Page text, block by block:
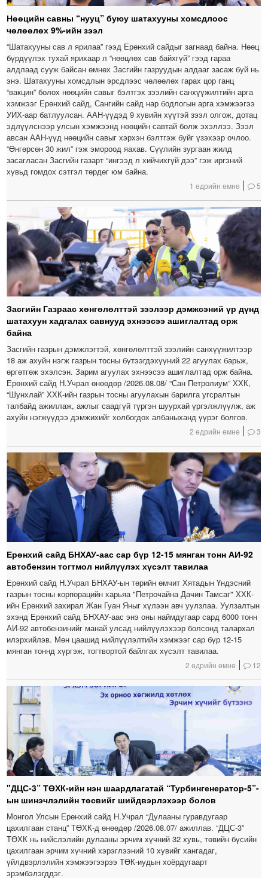
Нөөцийн савны “нууц” буюу шатахууны хомсдлоос
чөлөөлөх 9%-ийн зээл
“Шатахууны сав л ярилаа” гээд Ерөнхий сайдыг загнаад байна. Нөөц
бүрдүүлэх тухай ярихаар л “нөөцлөх сав байхгүй” гээд гараа
алдлаад сууж байсан өмнөх Засгийн газруудын алдааг засаж буй нь
энэ. Шатахууны хомсдлын эрсдлээс чөлөөлөх гарах цор ганц
“вакцин” болох нөөцийн савыг бэлтгэх зээлийн санхүүжилтийн арга
хэмжээг Ерөнхий сайд, Сангийн сайд нар бодлогын арга хэмжээгээ
УИХ-аар батлуулсан. ААН-үүдэд 9 хувийн хүүтэй зээл олгож, дотац
эдлүүлснээр улсын хэмжээнд нөөцийн савтай болж эхэллээ. Зээл
авсан ААН-үүд нөөцийн савыг хэрхэн бэлтгэж буйг үзэхээр очлоо.
“Өнгөрсөн 30 жил” гэж эмороод яахав. Сүүлийн зургаан жилд
засагласан Засгийн газарт “ингээд л хийчихгүй дээ” гэж иргэний
хувьд гомдох сэтгэл төрдөг юм байна.
1 өдрийн өмнө 5
Засгийн Газраас хөнгөлөлттэй зээлээр дэмжсэний үр дүнд
шатахуун хадгалах савнууд эхнээсээ ашиглалтад орж
байна
Засгийн газрын дэмжлэгтэй, хөнгөлөлттэй зээлийн санхүүжилтээр
18 аж ахуйн нэгж газрын тосны бүтээгдэхүүний 22 агуулах барьж,
өргөтгөж эхэлсэн. Зарим агуулах эхнээсээ ашиглалтад орж байна.
Ерөнхий сайд Н.Учрал өнөөдөр /2026.08.08/ “Сан Петролиум” ХХК,
“Шунхлай” ХХК-ийн газрын тосны агуулахын барилга угсралтын
талбайд ажиллаж, ажлыг саадгүй түргэн шуурхай үргэлжлүүлж, аж
ахуйн нэгжүүдээ дэмжихийг холбогдох албаныханд үүрэг болгов.
2 өдрийн өмнө 3
Ерөнхий сайд БНХАУ-аас сар бүр 12-15 мянган тонн АИ-92
автобензин тогтмол нийлүүлэх хүсэлт тавилаа
Ерөнхий сайд Н.Учрал БНХАУ-ын төрийн өмчит Хятадын Үндэсний
газрын тосны корпорацийн харьяа "Петрочайна Дачин Тамсаг" ХХК-
ийн Ерөнхий захирал Жан Гуан Яныг хүлээн авч уулзлаа. Уулзалтын
эхэнд Ерөнхий сайд БНХАУ-аас энэ оны наймдугаар сард 6000 тонн
АИ-92 автобензинийг манай улсад нийлүүлэхээр болсонд талархал
илэрхийлэв. Мөн цаашид нийлүүлэлтийн хэмжээг сар бүр 12-15
мянган тоннд хүргэж, тогтвортой байлгах хүсэлт тавилаа.
2 өдрийн өмнө 12
"ДЦС-3” ТӨХК-ийн нэн шаардлагатай “Турбингенератор-5”-
ын шинэчлэлийн төсвийг шийдвэрлэхээр болов
Монгол Улсын Ерөнхий сайд Н.Учрал “Дулааны гуравдугаар
цахилгаан станц” ТӨХК-д өнөөдөр /2026.08.07/ ажиллав. “ДЦС-3”
ТӨХК нь нийслэлийн дулааны эрчим хүчний 32 хувь, төвийн бүсийн
цахилгаан эрчим хүчний хэрэглээний 10 хувийг хангадаг,
үйлдвэрлэлийн хэмжээгээрээ ТӨК-иудын хоёрдугаарт
эрэмбэлэгддэг.